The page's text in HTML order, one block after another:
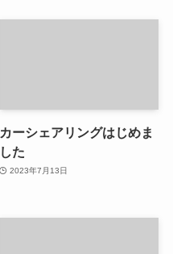
カーシェアリングはじめま
した
2023年7月13日